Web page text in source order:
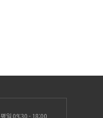
평일 09:30 - 18:00